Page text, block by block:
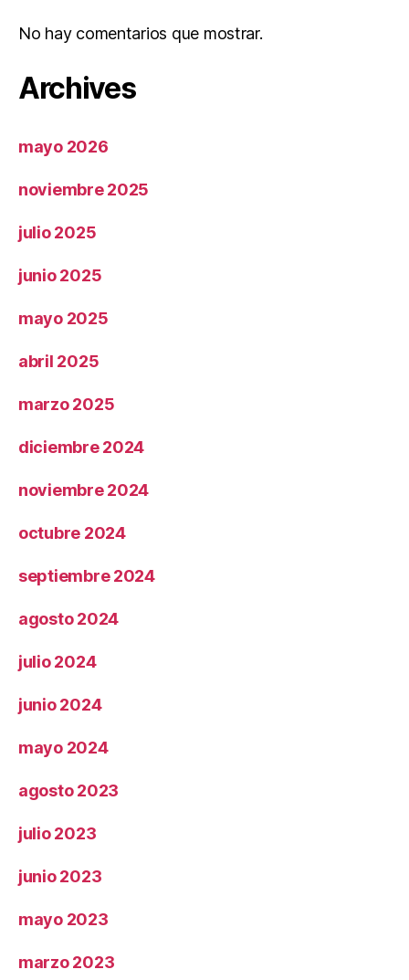
No hay comentarios que mostrar.
Archives
mayo 2026
noviembre 2025
julio 2025
junio 2025
mayo 2025
abril 2025
marzo 2025
diciembre 2024
noviembre 2024
octubre 2024
septiembre 2024
agosto 2024
julio 2024
junio 2024
mayo 2024
agosto 2023
julio 2023
junio 2023
mayo 2023
marzo 2023